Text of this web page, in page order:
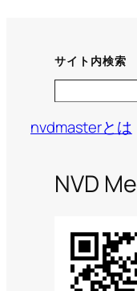
サイト内検索
nvdmasterとは
NVD